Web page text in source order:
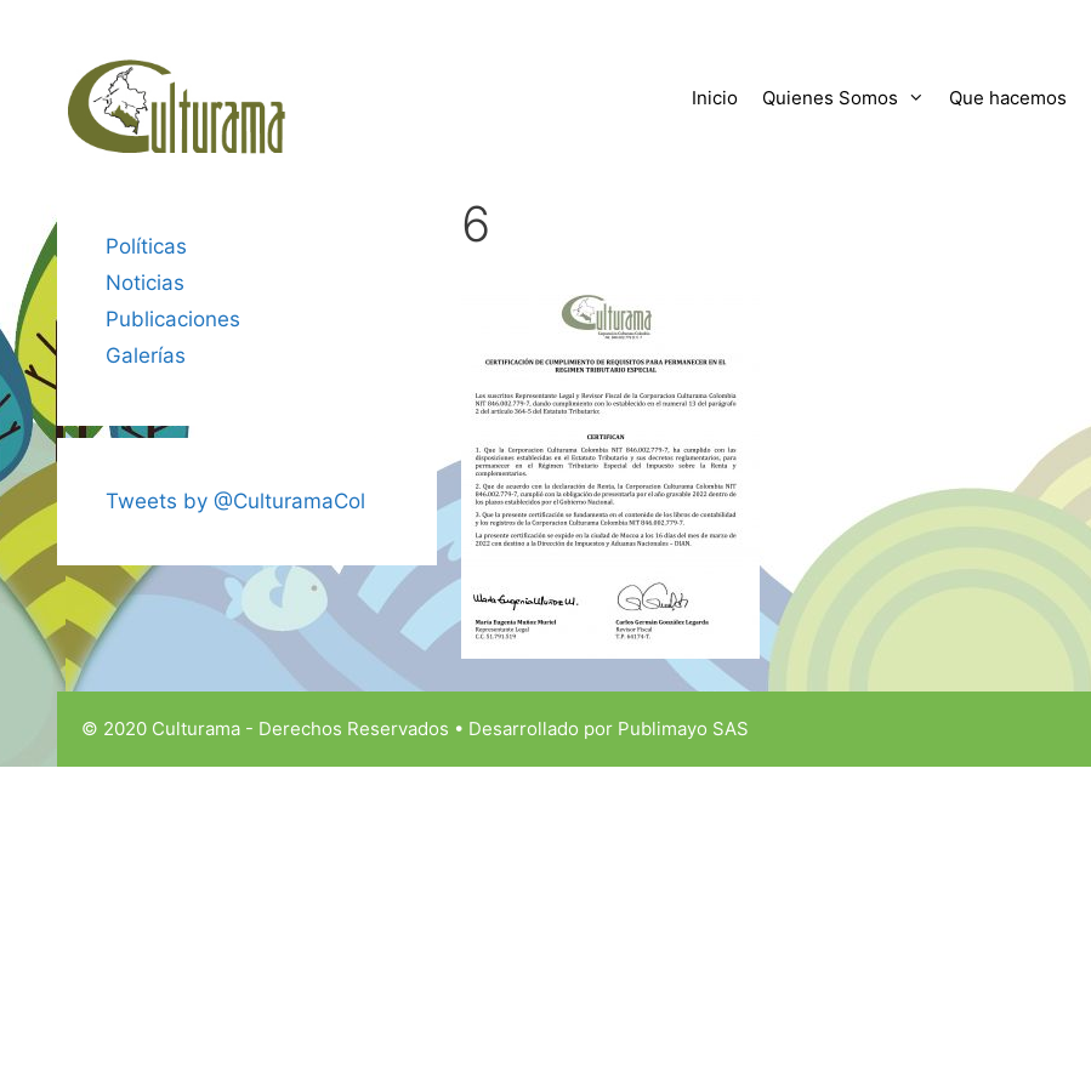
contenido
Inicio Quienes Somos Que hacemos
6
Políticas
Noticias
Publicaciones
Galerías
Tweets by @CulturamaCol
© 2020 Culturama - Derechos Reservados • Desarrollado por Publimayo SAS